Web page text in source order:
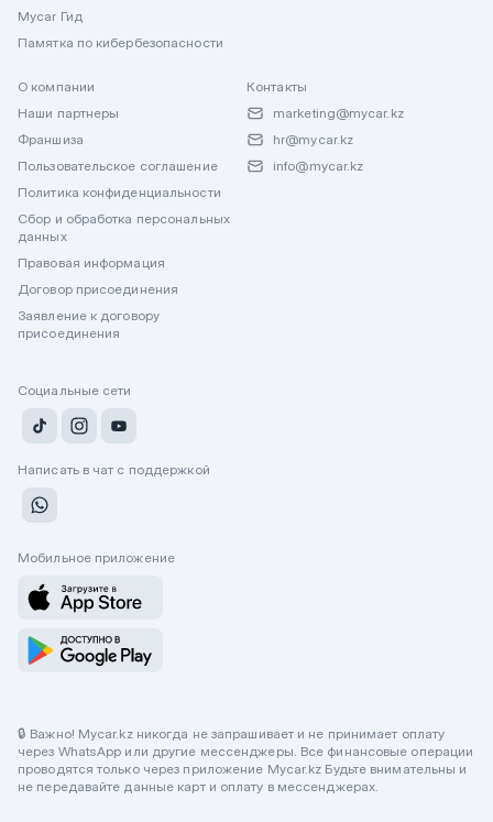
Mycar Гид
Памятка по кибербезопасности
О компании
Наши партнеры
Франшиза
Пользовательское соглашение
Политика конфиденциальности
Сбор и обработка персональных
данных
Правовая информация
Договор присоединения
Заявление к договору
присоединения
Контакты
marketing@mycar.kz
hr@mycar.kz
info@mycar.kz
Социальные сети
Написать в чат с поддержкой
Мобильное приложение
🔒 Важно! Mycar.kz никогда не запрашивает и не принимает оплату
через WhatsApp или другие мессенджеры. Все финансовые операции
проводятся только через приложение Mycar.kz Будьте внимательны и
не передавайте данные карт и оплату в мессенджерах.